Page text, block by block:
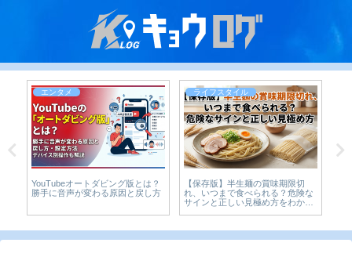
エンタメ
YouTubeオートダビング版とは？
勝手に音声が変わる原因と戻し方
ライフスタイル
【保存版】半生麺の賞味期限切
れ、いつまで食べられる？危険な
サインと正しい見極め方をわかり